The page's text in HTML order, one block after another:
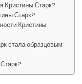
Кристины Старк?
Старк?
Кристины
стала образцовым